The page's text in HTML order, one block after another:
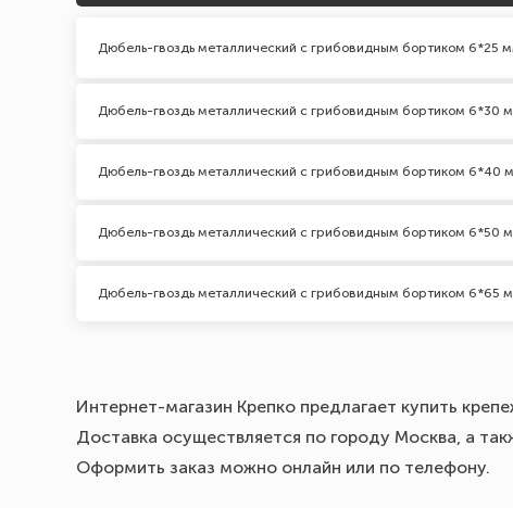
Дюбель-гвоздь металлический с грибовидным бортиком 6*25
Дюбель-гвоздь металлический с грибовидным бортиком 6*30
Дюбель-гвоздь металлический с грибовидным бортиком 6*40
Дюбель-гвоздь металлический с грибовидным бортиком 6*50
Дюбель-гвоздь металлический с грибовидным бортиком 6*65
Интернет-магазин Крепко предлагает купить
Доставка осуществляется по городу Москва, а
Оформить заказ можно онлайн или по телефону.